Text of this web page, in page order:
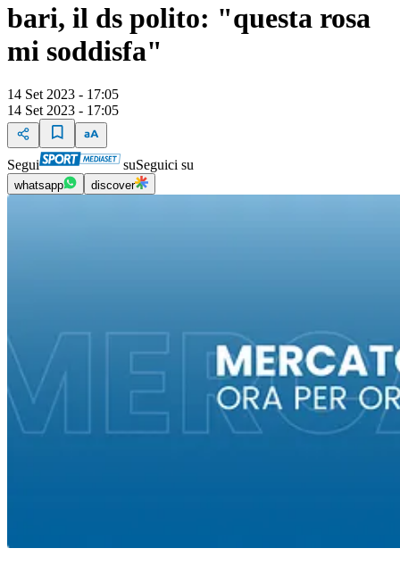
bari, il ds polito: "questa rosa
mi soddisfa"
14 Set 2023 - 17:05
14 Set 2023 - 17:05
Segui suSeguici su
whatsapp discover